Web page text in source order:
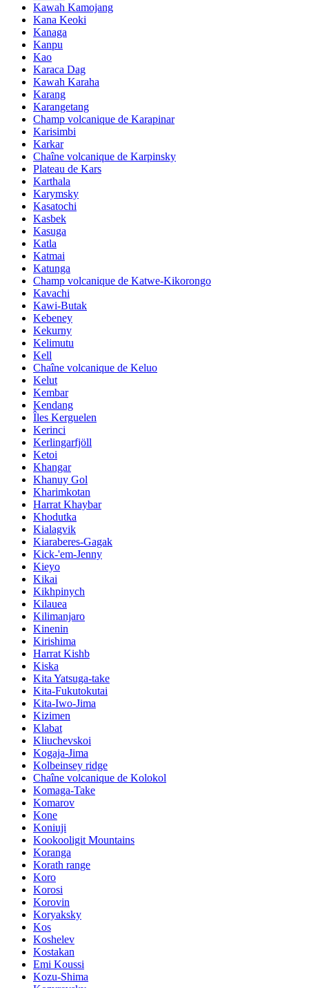
Kawah Kamojang
Kana Keoki
Kanaga
Kanpu
Kao
Karaca Dag
Kawah Karaha
Karang
Karangetang
Champ volcanique de Karapinar
Karisimbi
Karkar
Chaîne volcanique de Karpinsky
Plateau de Kars
Karthala
Karymsky
Kasatochi
Kasbek
Kasuga
Katla
Katmai
Katunga
Champ volcanique de Katwe-Kikorongo
Kavachi
Kawi-Butak
Kebeney
Kekurny
Kelimutu
Kell
Chaîne volcanique de Keluo
Kelut
Kembar
Kendang
Îles Kerguelen
Kerinci
Kerlingarfjöll
Ketoi
Khangar
Khanuy Gol
Kharimkotan
Harrat Khaybar
Khodutka
Kialagvik
Kiaraberes-Gagak
Kick-'em-Jenny
Kieyo
Kikai
Kikhpinych
Kilauea
Kilimanjaro
Kinenin
Kirishima
Harrat Kishb
Kiska
Kita Yatsuga-take
Kita-Fukutokutai
Kita-Iwo-Jima
Kizimen
Klabat
Kliuchevskoi
Kogaja-Jima
Kolbeinsey ridge
Chaîne volcanique de Kolokol
Komaga-Take
Komarov
Kone
Koniuji
Kookooligit Mountains
Koranga
Korath range
Koro
Korosi
Korovin
Koryaksky
Kos
Koshelev
Kostakan
Emi Koussi
Kozu-Shima